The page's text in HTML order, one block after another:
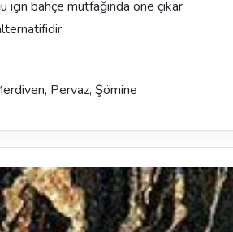
için bahçe mutfağında öne çıkar
Pervaz, Şömine